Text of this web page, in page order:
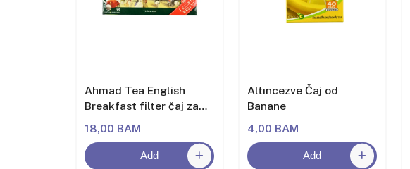
Ahmad Tea English
Breakfast filter čaj za
čajnik
18,00 BAM
Add
Altıncezve Čaj od
Banane
4,00 BAM
Add